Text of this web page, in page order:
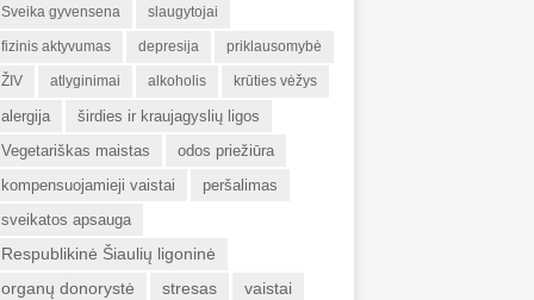
Sveika gyvensena slaugytojai
fizinis aktyvumas depresija priklausomybė
ŽIV atlyginimai alkoholis krūties vėžys
alergija
širdies ir kraujagyslių ligos
Vegetariškas maistas
odos priežiūra
kompensuojamieji vaistai
peršalimas
sveikatos apsauga
Respublikinė Šiaulių ligoninė
organų donorystė
stresas vaistai